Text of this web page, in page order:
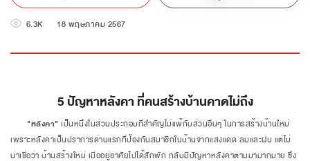
6.3K 18 พฤษภาคม 2567
5 ปัญหาหลังคา ที่คนสร้างบ้านคาดไม่ถึง
"หลังคา" เป็นหนึ่งในส่วนประกอบที่สำคัญไม่แพ้กับส่วนอื่นๆ ในการสร้างบ้านใหม่
เพราะหลังคาเป็นปราการด่านแรกที่ป้องกันสมาชิกในบ้านจากแสงแดด ลมและฝน แต่ไม่
น่าเชื่อว่า บ้านสร้างใหม่ เมื่ออยู่อาศัยไปได้สักพัก กลับมีปัญหาหลังคาตามมามากมาย ซึ่ง